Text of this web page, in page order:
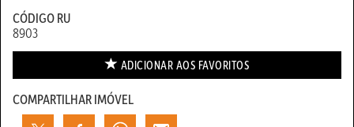
CÓDIGO RU
8903
ADICIONAR AOS FAVORITOS
COMPARTILHAR IMÓVEL